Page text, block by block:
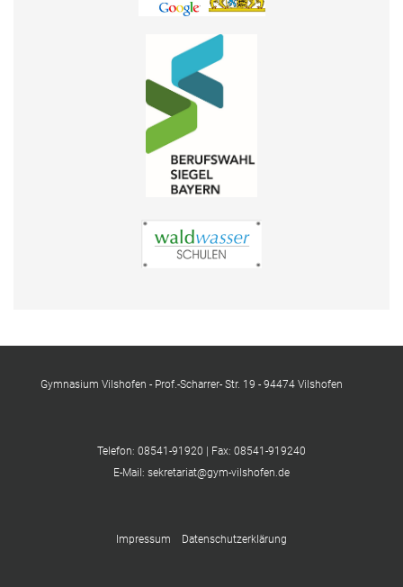
Gymnasium Vilshofen - Prof.-Scharrer- Str. 19 - 94474 Vilshofen
Telefon: 08541-91920 | Fax: 08541-919240
E-Mail: sekretariat@gym-vilshofen.de
Impressum Datenschutzerklärung